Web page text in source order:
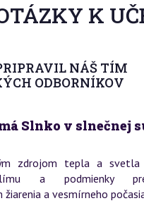
K
NÁŠ TÍM
ODBORNÍKOV
Slnko v slnečnej
zdrojom tepla a svetla
a podmienky
a vesmírneho